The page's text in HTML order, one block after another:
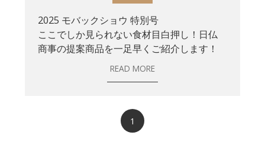
2025 モバックショウ 特別号
ここでしか見られない食材目白押し！日仏
商事の提案商品を一足早くご紹介します！
READ MORE
1